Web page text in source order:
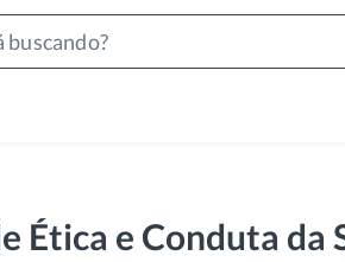
Ética e Conduta da